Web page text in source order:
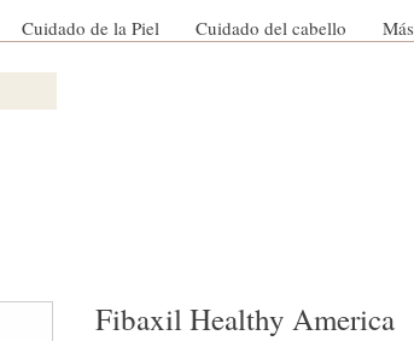
Cuidado de la Piel Cuidado del cabello
Más
Fibaxil Healthy America